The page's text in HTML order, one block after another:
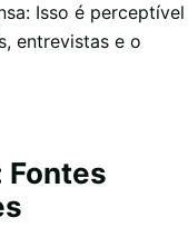
Isso é perceptível
entrevistas e o
Fontes